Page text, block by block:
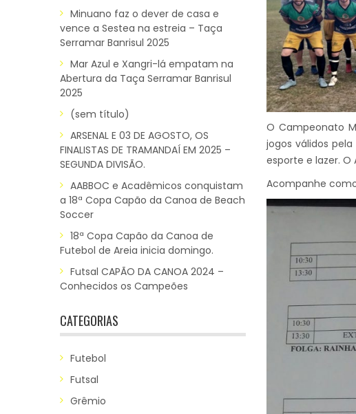
Minuano faz o dever de casa e
vence a Sestea na estreia – Taça
Serramar Banrisul 2025
Mar Azul e Xangri-lá empatam na
Abertura da Taça Serramar Banrisul
2025
(sem título)
ARSENAL E 03 DE AGOSTO, OS
FINALISTAS DE TRAMANDAÍ EM 2025 –
SEGUNDA DIVISÃO.
AABBOC e Acadêmicos conquistam
a 18ª Copa Capão da Canoa de Beach
Soccer
18ª Copa Capão da Canoa de
Futebol de Areia inicia domingo.
Futsal CAPÃO DA CANOA 2024 –
Conhecidos os Campeões
CATEGORIAS
Futebol
Futsal
Grêmio
O Campeonato
jogos válidos
esporte e lazer.
Acompanhe